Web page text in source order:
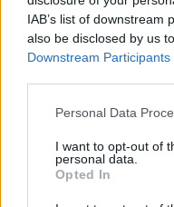
IAB’s list of downstream
also be disclosed by us
Downstream Participants
Personal Data
I want to opt-out of
personal data.
Opted In
αίτημα για
Αγροτικής
προσκήνιο σε κάθε
TAGS:
#Ντόρα Μπακογιάννη